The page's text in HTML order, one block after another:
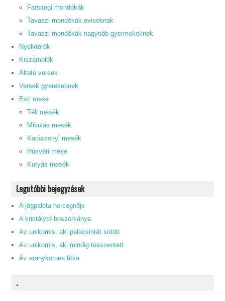
Farsangi mondókák
Tavaszi mondókák ovisoknak
Tavaszi mondókák nagyobb gyermekeknek
Nyelvtörők
Kiszámolók
Altató versek
Versek gyerekeknek
Esti mese
Téli mesék
Mikulás mesék
Karácsonyi mesék
Húsvéti mese
Kutyás mesék
Legutóbbi bejegyzések
A jégpalota hercegnője
A kristálytó boszorkánya
Az unikornis, aki palacsintát sütött
Az unikornis, aki mindig tüsszentett
Az aranykorona titka
.